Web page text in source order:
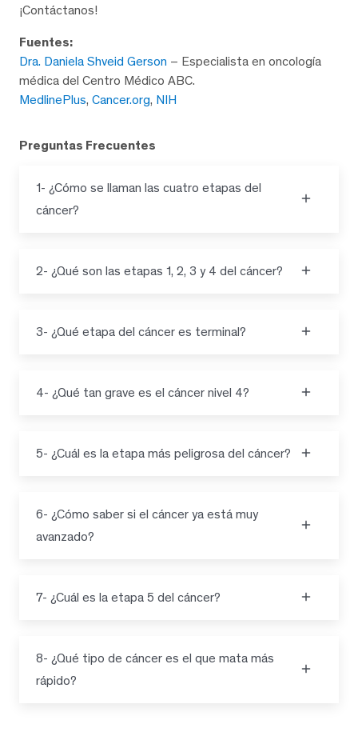
¡Contáctanos!
Fuentes:
Dra. Daniela Shveid Gerson – Especialista en oncología
médica del Centro Médico ABC.
MedlinePlus, Cancer.org, NIH
Preguntas Frecuentes
1- ¿Cómo se llaman las cuatro etapas del
cáncer?
2- ¿Qué son las etapas 1, 2, 3 y 4 del cáncer?
3- ¿Qué etapa del cáncer es terminal?
4- ¿Qué tan grave es el cáncer nivel 4?
5- ¿Cuál es la etapa más peligrosa del cáncer?
6- ¿Cómo saber si el cáncer ya está muy
avanzado?
7- ¿Cuál es la etapa 5 del cáncer?
8- ¿Qué tipo de cáncer es el que mata más
rápido?